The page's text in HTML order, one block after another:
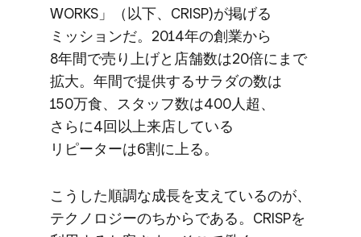
WORKS」​（以下、​CRISP)が​掲げる​
ミッションだ。​2014年の​創業から​
8年間で​売り上げと​店舗数は​20倍にまで​
拡大。​年間で​提供する​サラダの​数は​
150万食、​スタッフ数は​400人超、​
さらに​4回以上​来店している​
リピーターは​6割に​上る。
こうした​順調な​成長を​支えているのが、​
テクノロジーの​ちからである。​CRISPを​